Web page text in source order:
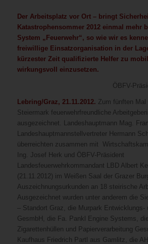
Der Arbeitsplatz vor Ort – bringt
Katastrophensommer 2012 einmal mehr
System „Feuerwehr“, so wie wir es
freiwillige Einsatzorganisation in der
kürzester Zeit qualifizierte Helfer zu
wirkungsvoll einzusetzen.
ÖBFV-
Lebring/Graz, 21.11.2012. Zum fünften Mal
Steiermark feuerwehrfreundliche
ausgezeichnet. Landeshauptmann Mag.
Landeshauptmannstellvertreter Hermann
überreichten zusammen mit
Ing. Josef Herk und ÖBFV-Präsident
Landesfeuerwehrkommandant LBD Albert
(21.11.2012) im Weißen Saal der Grazer
Auszeichnungsurkunden an 18 steirische
Ausgezeichnet wurden unter anderem die
– Standort Graz, die Murpark Entwicklungs-
GesmbH, die Fa. Pankl Engine Systems,
Zigarettenhüllen und Papierverarbeitung
Kaufhaus Friedrich Partl aus Gamlitz, die